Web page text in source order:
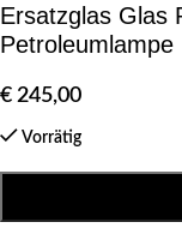
Ersatzglas Glas
Petroleumlampe
€ 245,00
Vorrätig